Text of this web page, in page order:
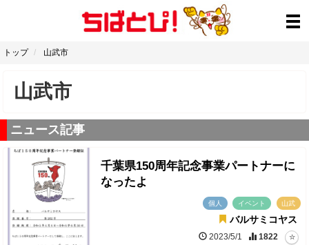
トップ 山武市
山武市
ニュース記事
千葉県150周年記念事業パートナーに
なったよ
個人 イベント 山武
バルサミコヤス
2023/5/1 1822